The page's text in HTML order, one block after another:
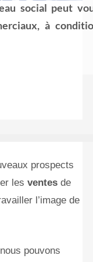
social peut
à
prospects
lesventes de
l’image de
pouvons